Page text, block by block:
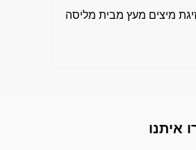
מיצים מעץ מבית מליסה
איתנו